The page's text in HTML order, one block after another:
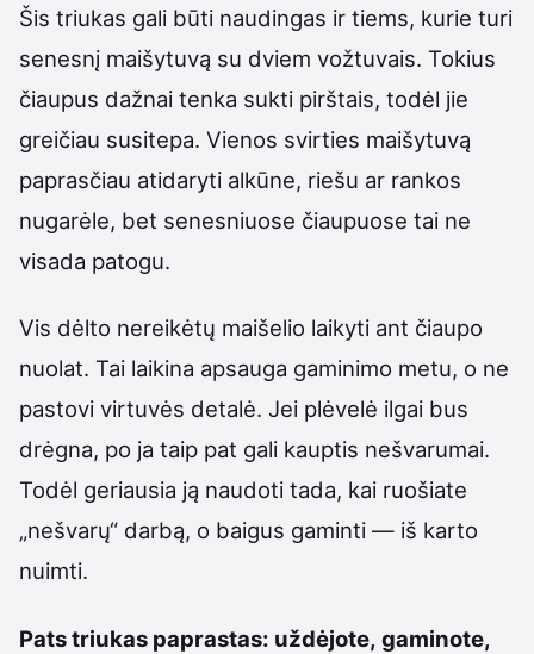
Šis triukas gali būti naudingas ir tiems, kurie turi
senesnį maišytuvą su dviem vožtuvais. Tokius
čiaupus dažnai tenka sukti pirštais, todėl jie
greičiau susitepa. Vienos svirties maišytuvą
paprasčiau atidaryti alkūne, riešu ar rankos
nugarėle, bet senesniuose čiaupuose tai ne
visada patogu.
Vis dėlto nereikėtų maišelio laikyti ant čiaupo
nuolat. Tai laikina apsauga gaminimo metu, o ne
pastovi virtuvės detalė. Jei plėvelė ilgai bus
drėgna, po ja taip pat gali kauptis nešvarumai.
Todėl geriausia ją naudoti tada, kai ruošiate
„nešvarų“ darbą, o baigus gaminti — iš karto
nuimti.
Pats triukas paprastas: uždėjote, gaminote,